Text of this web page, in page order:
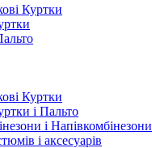
Куртки
Куртки
і Пальто
і Напівкомбінезони
і аксесуарів